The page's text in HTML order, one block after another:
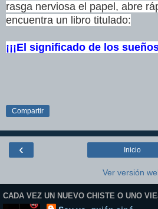
rasga nerviosa el papel, abre
encuentra un libro titulado:
¡¡¡El significado de los
Compartir
‹ Inicio
Ver versión
CADA VEZ UN NUEVO CHISTE O UNO